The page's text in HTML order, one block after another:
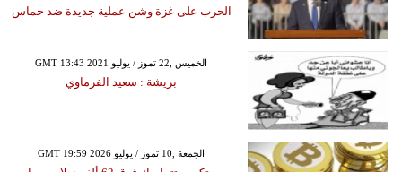
الحرب على غزة وشن عملية جديدة ضد حماس
GMT 13:43 2021 الخميس ,22 تموز / يوليو
بريشة : سعيد الفرماوي
GMT 19:59 2026 الجمعة ,10 تموز / يوليو